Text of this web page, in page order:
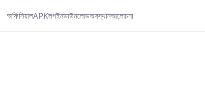
অফিসিয়ালAPKলগইনডাউনলোডঅবস্থানআলোচনা